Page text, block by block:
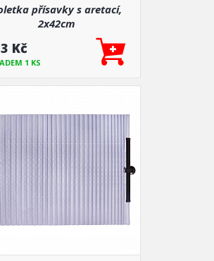
přísavky s aretací,
2x42cm
Kč
1 KS